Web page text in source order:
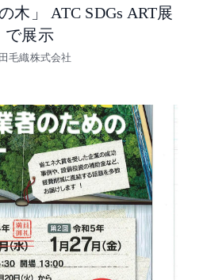
木」 ATC SDGs ART展
で展示
毛織株式会社